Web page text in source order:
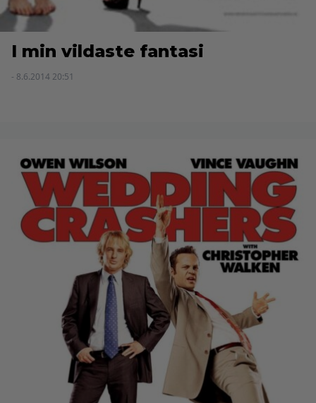
I min vildaste fantasi
- 8.6.2014 20:51